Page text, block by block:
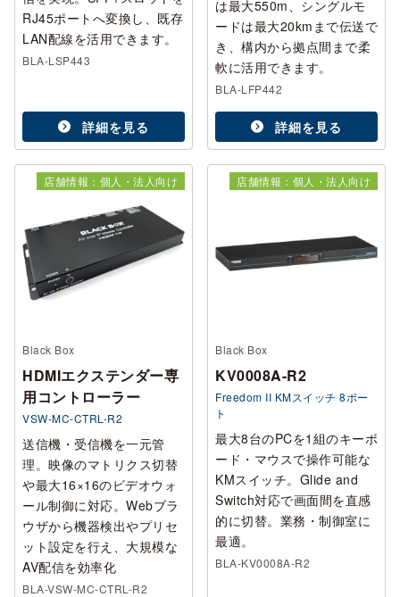
RJ45ポートへ変換し、既存
LAN配線を活用できます。
BLA-LSP443
詳細を見る
は最大550m、シングルモ
ードは最大20kmまで伝送で
き、構内から拠点間まで柔
軟に活用できます。
BLA-LFP442
詳細を見る
店舗情報：個人・法人向け
Black Box
HDMIエクステンダー専
用コントローラー
VSW-MC-CTRL-R2
送信機・受信機を一元管
理。映像のマトリクス切替
や最大16×16のビデオウォ
ール制御に対応。Webブラ
ウザから機器検出やプリセ
ット設定を行え、大規模な
AV配信を効率化
BLA-VSW-MC-CTRL-R2
店舗情報：個人・法人向け
Black Box
KV0008A-R2
Freedom II KMスイッチ 8ポー
ト
最大8台のPCを1組のキーボ
ード・マウスで操作可能な
KMスイッチ。Glide and
Switch対応で画面間を直感
的に切替。業務・制御室に
最適。
BLA-KV0008A-R2